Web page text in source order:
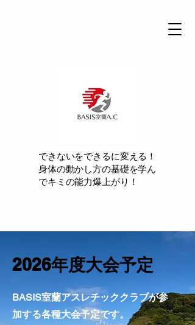
できないをできるに変える！
身体の動かし方の基礎を学ん
でキミの能力爆上がり！
​2026年度大会予定
BASIS室蘭アスレチッククラブが参
加する各種大会予定です。